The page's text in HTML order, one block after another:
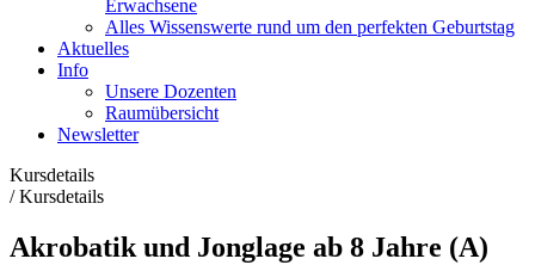
Erwachsene
Alles Wissenswerte rund um den perfekten Geburtstag
Aktuelles
Info
Unsere Dozenten
Raumübersicht
Newsletter
Kursdetails
/Kursdetails
Akrobatik und Jonglage ab 8 Jahre (A)